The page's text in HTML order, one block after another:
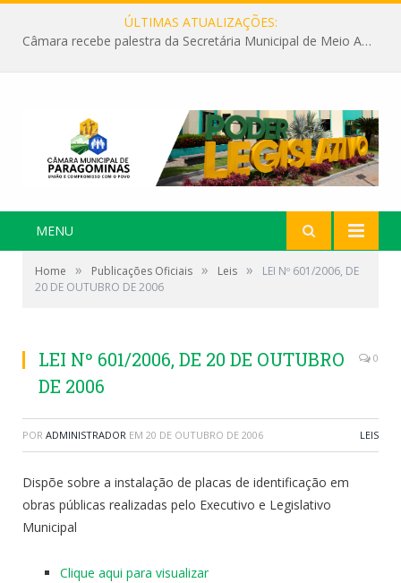
ÚLTIMAS ATUALIZAÇÕES:
Câmara recebe palestra da Secretária Municipal de Meio Ambiente sobre as ações da “SEMANA DO MEIO AMBIENTE”
MENU
Home » Publicações Oficiais » Leis »
LEI Nº 601/2006, DE
20 DE OUTUBRO DE 2006
LEI Nº 601/2006, DE 20 DE OUTUBRO
DE 2006
0
POR ADMINISTRADOR EM 20 DE OUTUBRO DE 2006 LEIS
Dispõe sobre a instalação de placas de identificação em
obras públicas realizadas pelo Executivo e Legislativo
Municipal
Clique aqui para visualizar